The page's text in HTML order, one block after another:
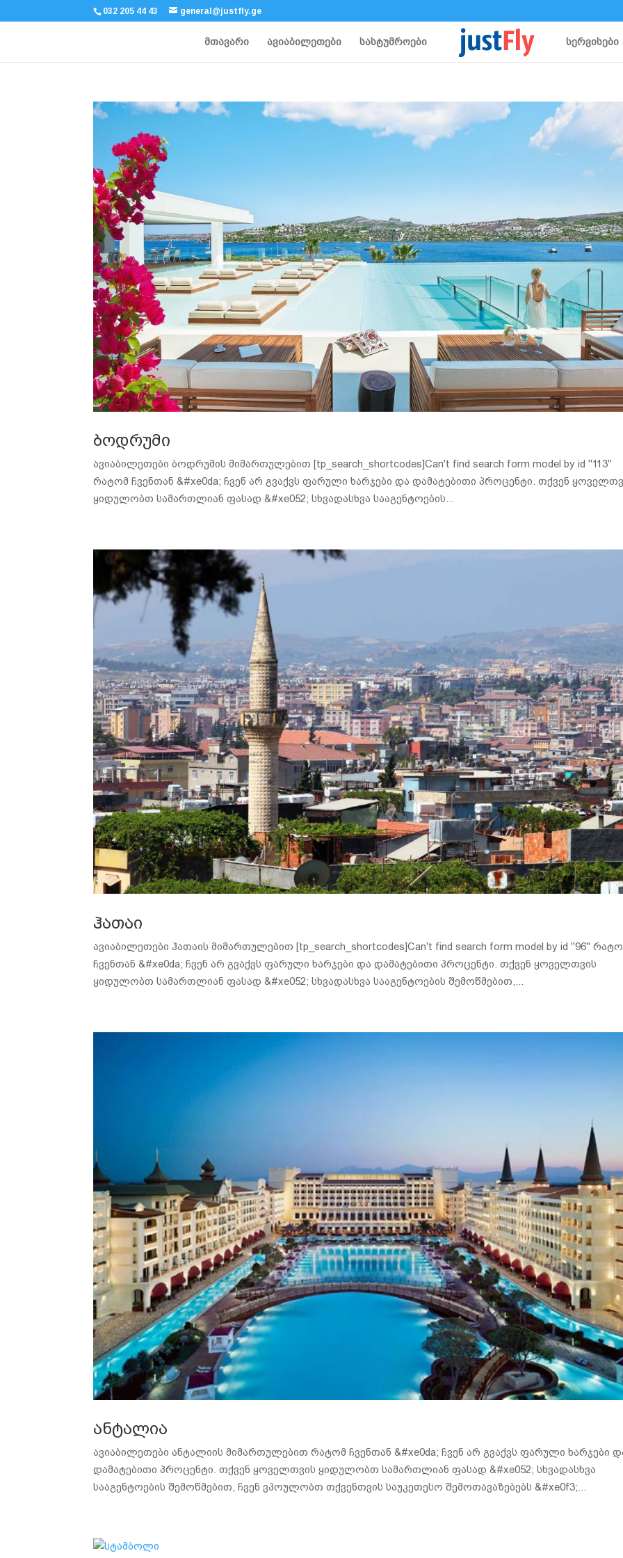
032 205 44 43 general@justfly.ge
მთავარი ავიაბილეთები სასტუმროები სერვისები
ბოდრუმი
ავიაბილეთები ბოდრუმის მიმართულებით [tp_search_shortcodes]Can't find search form model by id "113"
რატომ ჩვენთან &#xe0da; ჩვენ არ გვაქვს ფარული ხარჯები და დამატებითი პროცენტი. თქვენ
ყიდულობთ სამართლიან ფასად &#xe052; სხვადასხვა სააგენტოების...
ჰათაი
ავიაბილეთები ჰათაის მიმართულებით [tp_search_shortcodes]Can't find search form model by id "96"
ჩვენთან &#xe0da; ჩვენ არ გვაქვს ფარული ხარჯები და დამატებითი პროცენტი. თქვენ ყოველთვის
ყიდულობთ სამართლიან ფასად &#xe052; სხვადასხვა სააგენტოების შემოწმებით,...
ანტალია
ავიაბილეთები ანტალიის მიმართულებით რატომ ჩვენთან &#xe0da; ჩვენ არ გვაქვს ფარული ხარჯები
დამატებითი პროცენტი. თქვენ ყოველთვის ყიდულობთ სამართლიან ფასად &#xe052; სხვადასხვა
სააგენტოების შემოწმებით, ჩვენ ვპოულობთ თქვენთვის საუკეთესო შემოთავაზებებს &#xe0f3;...